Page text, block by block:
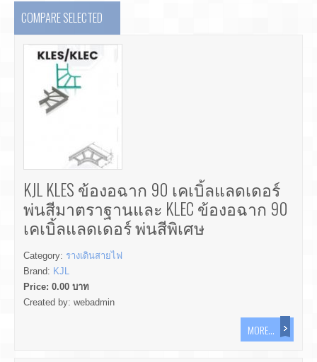
COMPARE SELECTED
KJL KLES ข้องอฉาก 90 เคเบิ้ลแลดเดอร์
พ่นสีมาตราฐานและ KLEC ข้องอฉาก 90
เคเบิ้ลแลดเดอร์ พ่นสีพิเศษ
Category: รางเดินสายไฟ
Brand: KJL
Price: 0.00 บาท
Created by: webadmin
MORE...